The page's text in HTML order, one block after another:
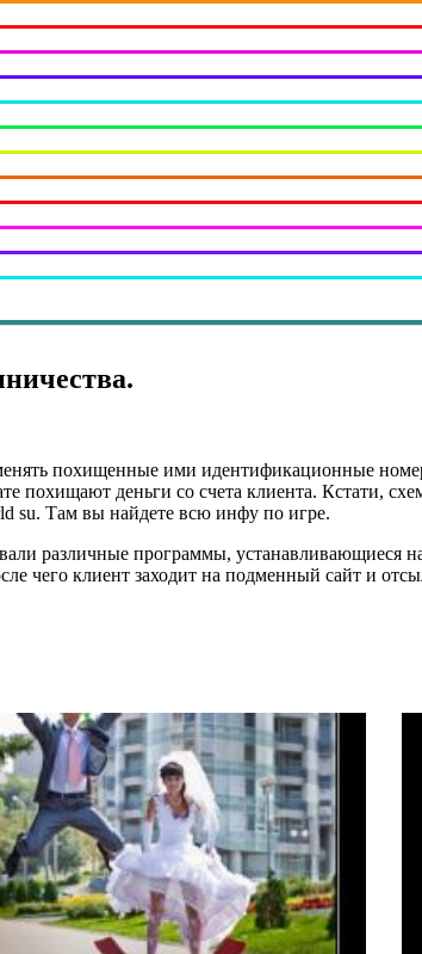
похищенные ими идентификационные
похищают деньги со счета клиента. Кстати,
su. Там вы найдете всю инфу по игре.
различные программы, устанавливающиеся
чего клиент заходит на подменный сайт и